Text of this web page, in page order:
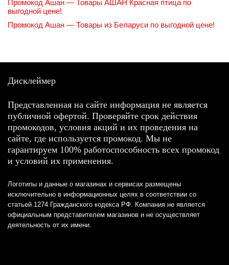
Промокод Ашан — Товары АШАН Красная птица по
выгодной цене!
Промокод Ашан — Товары из Беларуси по выгодной цене!
Дисклеймер
Представленная на сайте информация не является
публичной офертой. Проверяйте срок действия
промокодов, условия акций и их проведения на
сайте, где используется промокод. Мы не
гарантируем 100% работоспособность всех промокод
и условий их применения.
Логотипы и данные о магазинах и сервисах размещены
исключительно в информационных целях в соответствии со
статьей 1274 Гражданского кодекса РФ. Компания не является
официальным представителем магазинов и не осуществляет
деятельность от их имени.